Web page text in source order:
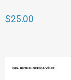
$25.00